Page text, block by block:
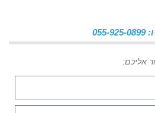
אליכם: